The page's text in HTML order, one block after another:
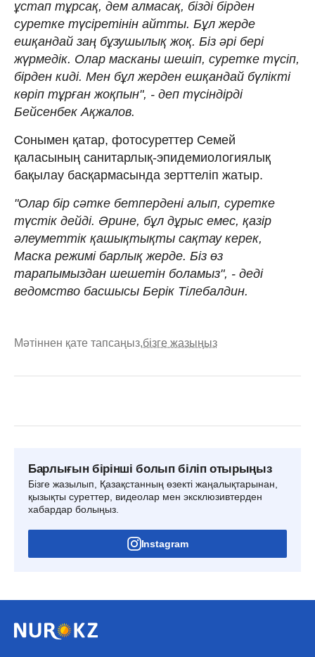
ұстап тұрсақ, дем алмасақ, бізді бірден
суретке түсіретінін айтты. Бұл жерде
ешқандай заң бұзушылық жоқ. Біз әрі бері
жүрмедік. Олар масканы шешіп, суретке түсіп,
бірден киді. Мен бұл жерден ешқандай бүлікті
көріп тұрған жоқпын", - деп түсіндірді
Бейсенбек Ақжалов.
Сонымен қатар, фотосуреттер Семей
қаласының санитарлық-эпидемиологиялық
бақылау басқармасында зерттеліп жатыр.
"Олар бір сәтке бетпердені алып, суретке
түстік дейді. Әрине, бұл дұрыс емес, қазір
әлеуметтік қашықтықты сақтау керек,
Маска режимі барлық жерде. Біз өз
тарапымыздан шешетін боламыз", - деді
ведомство басшысы Берік Тілебалдин.
Мәтіннен қате тапсаңыз,бізге жазыңыз
Барлығын бірінші болып біліп отырыңыз
Бізге жазылып, Қазақстанның өзекті жаңалықтарынан,
қызықты суреттер, видеолар мен эксклюзивтерден
хабардар болыңыз.
Instagram